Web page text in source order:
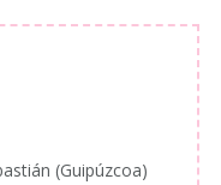
(Guipúzcoa)